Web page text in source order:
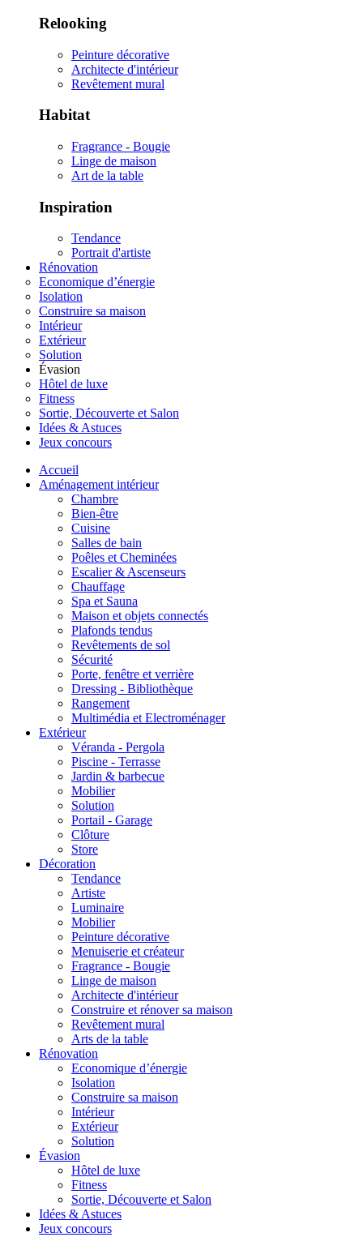
Relooking
Peinture décorative
Architecte d'intérieur
Revêtement mural
Habitat
Fragrance - Bougie
Linge de maison
Art de la table
Inspiration
Tendance
Portrait d'artiste
Rénovation
Economique d’énergie
Isolation
Construire sa maison
Intérieur
Extérieur
Solution
Évasion
Hôtel de luxe
Fitness
Sortie, Découverte et Salon
Idées & Astuces
Jeux concours
Accueil
Aménagement intérieur
Chambre
Bien-être
Cuisine
Salles de bain
Poêles et Cheminées
Escalier & Ascenseurs
Chauffage
Spa et Sauna
Maison et objets connectés
Plafonds tendus
Revêtements de sol
Sécurité
Porte, fenêtre et verrière
Dressing - Bibliothèque
Rangement
Multimédia et Electroménager
Extérieur
Véranda - Pergola
Piscine - Terrasse
Jardin & barbecue
Mobilier
Solution
Portail - Garage
Clôture
Store
Décoration
Tendance
Artiste
Luminaire
Mobilier
Peinture décorative
Menuiserie et créateur
Fragrance - Bougie
Linge de maison
Architecte d'intérieur
Construire et rénover sa maison
Revêtement mural
Arts de la table
Rénovation
Economique d’énergie
Isolation
Construire sa maison
Intérieur
Extérieur
Solution
Évasion
Hôtel de luxe
Fitness
Sortie, Découverte et Salon
Idées & Astuces
Jeux concours